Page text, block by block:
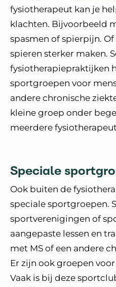
fysiotherapeut kan je
klachten. Bijvoorbeeld
spasmen of spierpijn.
spieren sterker maken.
fysiotherapiepraktijken
sportgroepen voor
andere chronische
kleine groep onder
meerdere
Speciale
Ook buiten de
speciale sportgroepen.
sportverenigingen of
aangepaste lessen en
met MS of een andere
Er zijn ook groepen
Vaak is bij deze